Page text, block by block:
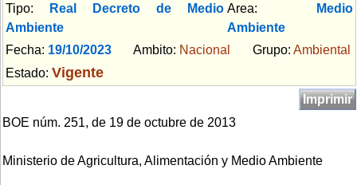
Tipo:
Real Decreto de Medio
Ambiente
Area:
Medio
Ambiente
Fecha: 19/10/2023 Ambito: Nacional Grupo: Ambiental
Estado: Vigente
Imprimir
BOE núm. 251, de 19 de octubre de 2013
Ministerio de Agricultura, Alimentación y Medio Ambiente